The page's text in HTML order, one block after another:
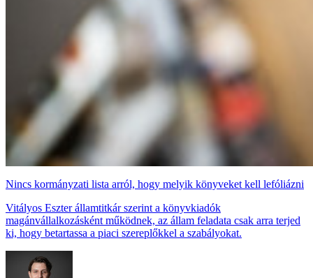
Nincs kormányzati lista arról, hogy melyik könyveket kell lefóliázni
Vitályos Eszter államtitkár szerint a könyvkiadók
magánvállalkozásként működnek, az állam feladata csak arra terjed
ki, hogy betartassa a piaci szereplőkkel a szabályokat.